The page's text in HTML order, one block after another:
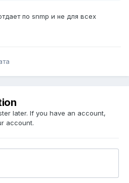
по snmp и не для всех
later. If you have an account,
account.